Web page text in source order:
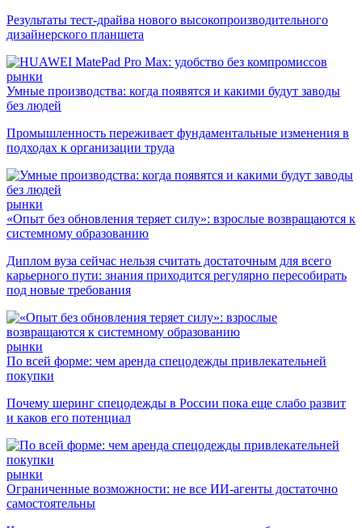
Результаты тест-драйва нового высокопроизводительного
дизайнерского планшета
рынки
Умные производства: когда появятся и какими будут заводы
без людей
Промышленность переживает фундаментальные изменения в
подходах к организации труда
рынки
«Опыт без обновления теряет силу»: взрослые возвращаются к
системному образованию
Диплом вуза сейчас нельзя считать достаточным для всего
карьерного пути: знания приходится регулярно пересобирать
под новые требования
рынки
По всей форме: чем аренда спецодежды привлекательней
покупки
Почему шеринг спецодежды в России пока еще слабо развит
и каков его потенциал
рынки
Ограниченные возможности: не все ИИ-агенты достаточно
самостоятельны